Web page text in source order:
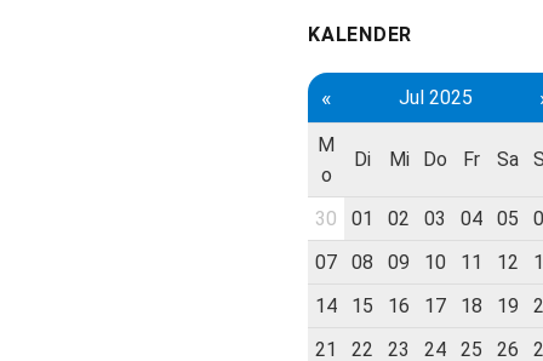
KALENDER
« Jul 2025
M
o
Di Mi Do Fr Sa
30 01 02 03 04 05
07
08 09 10 11 12
14
15 16 17 18 19
21
22 23 24 25 26